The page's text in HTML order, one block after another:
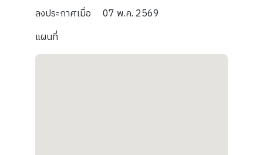
ลงประกาศเมื่อ
07 พ.ค. 2569
แผนที่